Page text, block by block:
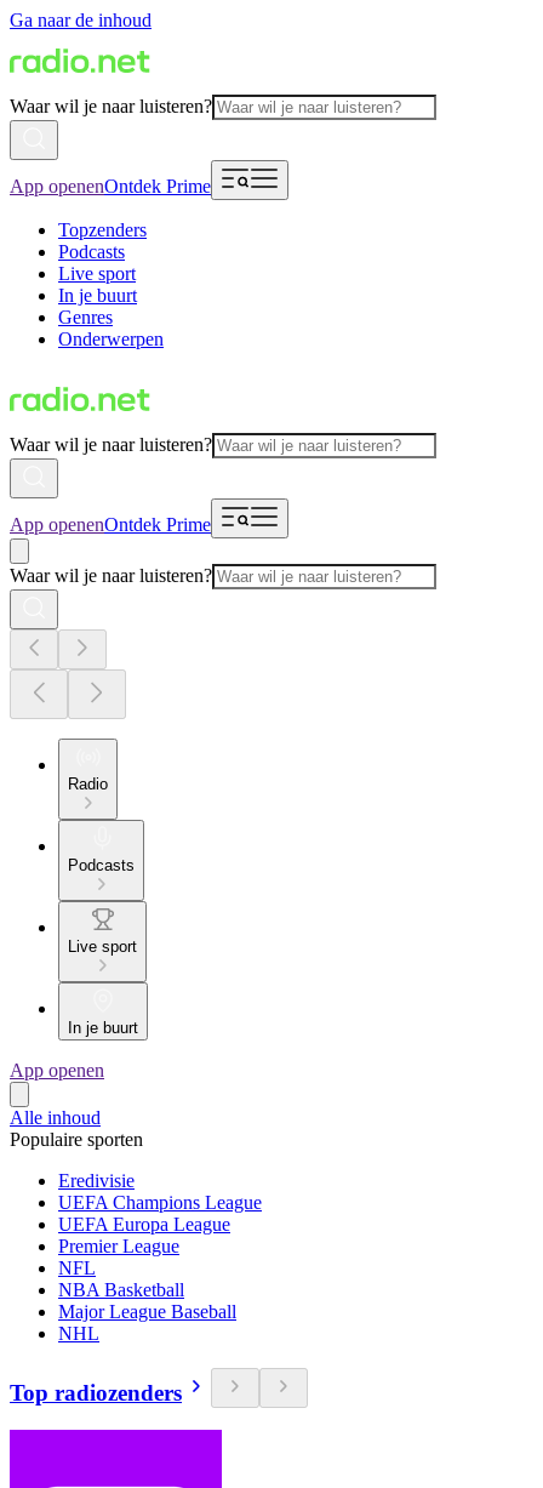
Ga naar de inhoud
Waar wil je naar luisteren?
App openenOntdek Prime
Topzenders
Podcasts
Live sport
In je buurt
Genres
Onderwerpen
Waar wil je naar luisteren?
App openenOntdek Prime
Waar wil je naar luisteren?
Radio
Podcasts
Live sport
In je buurt
App openen
Alle inhoud
Populaire sporten
Eredivisie
UEFA Champions League
UEFA Europa League
Premier League
NFL
NBA Basketball
Major League Baseball
NHL
Top radiozenders